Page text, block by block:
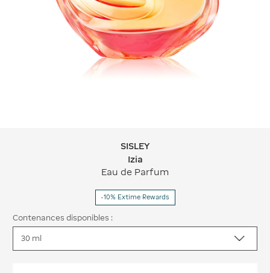
SISLEY
Izia
Eau de Parfum
-10% Extime Rewards
Contenances disponibles :